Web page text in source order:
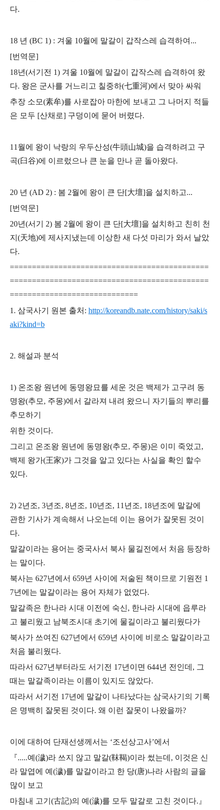
다.
18 년 (BC 1) : 겨울 10월에 말갈이 갑작스레 습격하여...
[번역문]
18년(서기전 1) 겨울 10월에 말갈이 갑작스레 습격하여 왔
다. 왕은 군사를 거느리고 칠중하(七重河)에서 맞아 싸워
추장 소모(素牟)를 사로잡아 마한에 보내고 그 나머지 적들
은 모두 [산채로] 구덩이에 묻어 버렸다.
11월에 왕이 낙랑의 우두산성(牛頭山城)을 습격하려고 구
곡(臼谷)에 이르렀으나 큰 눈을 만나 곧 돌아왔다.
20 년 (AD 2) : 봄 2월에 왕이 큰 단[大壇]을 설치하고...
[번역문]
20년(서기 2) 봄 2월에 왕이 큰 단[大壇]을 설치하고 친히 천
지(天地)에 제사지냈는데 이상한 새 다섯 마리가 와서 날았
다.
=============================================
=============================================
=============================
1. 삼국사기 원본 출처: http://koreandb.nate.com/history/saki/s
aki?kind=b
2. 해설과 분석
1) 온조왕 원년에 동명왕묘를 세운 것은 백제가 고구려 동
명왕(추모, 주몽)에서 갈라져 내려 왔으니 자기들의 뿌리를
추모하기
위한 것이다.
그리고 온조왕 원년에 동명왕(추모, 주몽)은 이미 죽었고,
백제 왕가(王家)가 그것을 알고 있다는 사실을 확인 할수
있다.
2) 2년조, 3년조, 8년조, 10년조, 11년조, 18년조에 말갈에
관한 기사가 계속해서 나오는데 이는 용어가 잘못된 것이
다.
말갈이라는 용어는 중국사서 북사 물길전에서 처음 등장하
는 말이다.
북사는 627년에서 659년 사이에 저술된 책이므로 기원전 1
7년에는 말갈이라는 용어 자체가 없었다.
말갈족은 한나라 시대 이전에 숙신, 한나라 시대에 읍루라
고 불리웠고 남북조시대 초기에 물길이라고 불리웠다가
북사가 쓰여진 627년에서 659년 사이에 비로소 말갈이라고
처음 불리웠다.
따라서 627년부터라도 서기전 17년이면 644년 전인데, 그
때는 말갈족이라는 이름이 있지도 않았다.
따라서 서기전 17년에 말갈이 나타났다는 삼국사기의 기록
은 명백히 잘못된 것이다. 왜 이런 잘못이 나왔을까?
이에 대하여 단재선생께서는 ‘조선상고사’에서
『.....예(濊)라 쓰지 않고 말갈(靺鞨)이라 썼는데, 이것은 신
라 말엽에 예(濊)를 말갈이라고 한 당(唐)나라 사람의 글을
많이 보고
마침내 고기(古記)의 예(濊)를 모두 말갈로 고친 것이다.』